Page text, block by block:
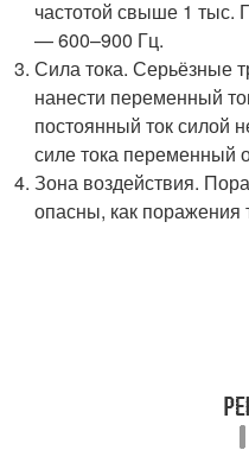
частотой свыше 1 тыс.
— 600–900 Гц.
Сила тока. Серьёзные
нанести переменный
постоянный ток силой
силе тока переменный
Зона воздействия.
опасны, как